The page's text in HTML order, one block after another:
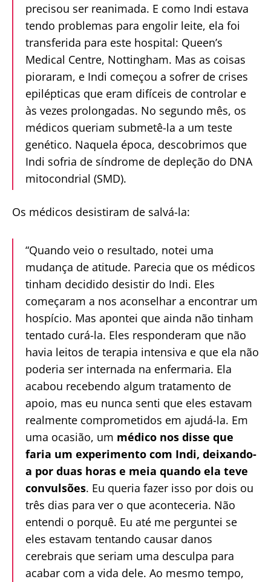
precisou ser reanimada. E como Indi estava
tendo problemas para engolir leite, ela foi
transferida para este hospital: Queen’s
Medical Centre, Nottingham. Mas as coisas
pioraram, e Indi começou a sofrer de crises
epilépticas que eram difíceis de controlar e
às vezes prolongadas. No segundo mês, os
médicos queriam submetê-la a um teste
genético. Naquela época, descobrimos que
Indi sofria de síndrome de depleção do DNA
mitocondrial (SMD).
Os médicos desistiram de salvá-la:
“Quando veio o resultado, notei uma
mudança de atitude. Parecia que os médicos
tinham decidido desistir do Indi. Eles
começaram a nos aconselhar a encontrar um
hospício. Mas apontei que ainda não tinham
tentado curá-la. Eles responderam que não
havia leitos de terapia intensiva e que ela não
poderia ser internada na enfermaria. Ela
acabou recebendo algum tratamento de
apoio, mas eu nunca senti que eles estavam
realmente comprometidos em ajudá-la. Em
uma ocasião, um médico nos disse que
faria um experimento com Indi, deixando-
a por duas horas e meia quando ela teve
convulsões. Eu queria fazer isso por dois ou
três dias para ver o que aconteceria. Não
entendi o porquê. Eu até me perguntei se
eles estavam tentando causar danos
cerebrais que seriam uma desculpa para
acabar com a vida dele. Ao mesmo tempo,